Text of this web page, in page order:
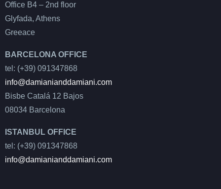
Office B4 – 2nd floor
Glyfada, Athens
Greeace
BARCELONA OFFICE
tel: (+39) 091347868
info@damianianddamiani.com
Bisbe Catalá 12 Bajos
08034 Barcelona
ISTANBUL OFFICE
tel: (+39) 091347868
info@damianianddamiani.com